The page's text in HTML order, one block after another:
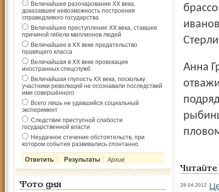
Величайшее разочарование ХХ века,
доказавшее невозможность построения
справедливого государства
Величайшее преступление ХХ века, ставшее
причиной гибели миллионов людей
Величайшее в ХХ веке предательство
правящего класса
Величайшая в ХХ веке провокация
иностранных спецслужб
Величайшая глупость ХХ века, поскольку
участники революций не осознавали последствий
ими совершённого
Всего лишь не удавшийся социальный
эксперимент
Следствие преступной слабости
государственной власти
Неудачное стечение обстоятельств, при
котором события развивались спонтанно
Архив
Фото дня
Анна Грамотеева (Рыбинск) – единственная из женщин
28.04.2012